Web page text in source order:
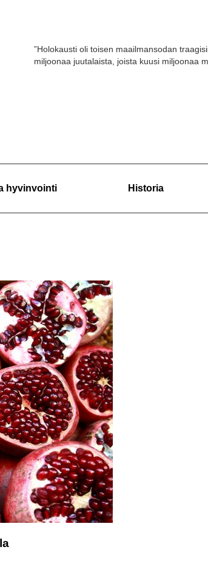
”Holokausti oli toisen maailmansodan
miljoonaa juutalaista, joista kuusi miljoonaa
hyvinvointi Historia